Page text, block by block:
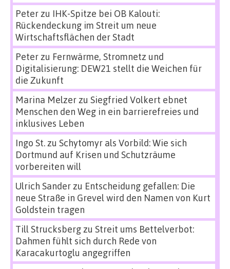
Peterzu IHK-Spitze bei OB Kalouti:
Rückendeckung im Streit um neue
Wirtschaftsflächen der Stadt
Peterzu Fernwärme, Stromnetz und
Digitalisierung: DEW21 stellt die Weichen für
die Zukunft
Marina Melzerzu Siegfried Volkert ebnet
Menschen den Weg in ein barrierefreies und
inklusives Leben
Ingo St.zu Schytomyr als Vorbild: Wie sich
Dortmund auf Krisen und Schutzräume
vorbereiten will
Ulrich Sanderzu Entscheidung gefallen: Die
neue Straße in Grevel wird den Namen von Kurt
Goldstein tragen
Till Strucksbergzu Streit ums Bettelverbot:
Dahmen fühlt sich durch Rede von
Karacakurtoglu angegriffen